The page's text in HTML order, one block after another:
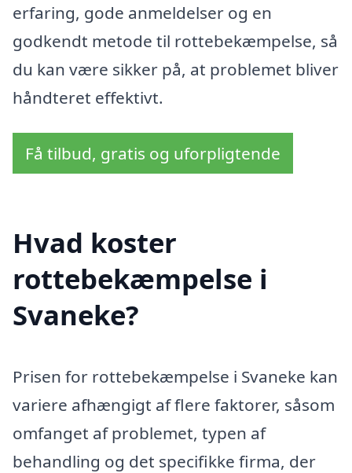
erfaring, gode anmeldelser og en
godkendt metode til rottebekæmpelse, så
du kan være sikker på, at problemet bliver
håndteret effektivt.
Få tilbud, gratis og uforpligtende
Hvad koster
rottebekæmpelse i
Svaneke?
Prisen for rottebekæmpelse i Svaneke kan
variere afhængigt af flere faktorer, såsom
omfanget af problemet, typen af
behandling og det specifikke firma, der